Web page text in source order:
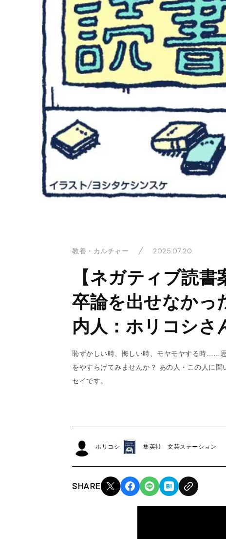
教養・カルチャー 2025.07.20
【ネガティブ読
卒論を出せなかっ
内人：ホリコシさ
恥ずかしい時、悔しい時、モヤモヤする時……
をやすらげてみませんか？ あの人・この人に
セイです。
ホリコシ 集英社 文芸ステーション
SHARE